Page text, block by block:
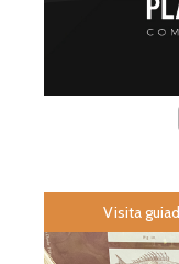
Visita